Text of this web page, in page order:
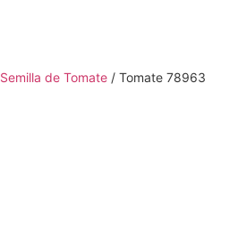
Semilla de Tomate / Tomate 78963